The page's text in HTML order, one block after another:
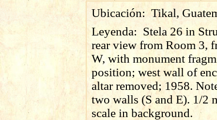
Ubicación: Tikal,
Leyenda: Stela 26 in
rear view from Room 3,
W, with monument
position; west wall of
altar removed; 1958.
two walls (S and E). 1/2
scale in background.